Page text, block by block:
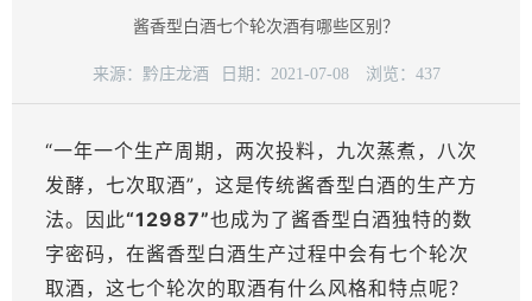
酱香型白酒七个轮次酒有哪些区别？
来源： 黔庄龙酒 日期： 2021-07-08 浏览： 437
“一年一个生产周期，两次投料，九次蒸煮，八次
发酵，七次取酒”，这是传统酱香型白酒的生产方
法。因此“12987”也成为了酱香型白酒独特的数
字密码，在酱香型白酒生产过程中会有七个轮次
取酒，这七个轮次的取酒有什么风格和特点呢？